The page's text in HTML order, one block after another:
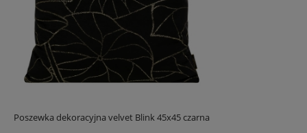
Poszewka dekoracyjna velvet Blink 45x45 czarna